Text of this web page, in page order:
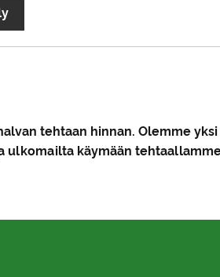
tehtaan hinnan. Olemme yksi
ulkomailta käymään